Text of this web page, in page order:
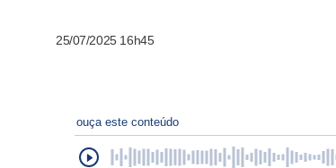
25/07/2025 16h45
ouça este conteúdo